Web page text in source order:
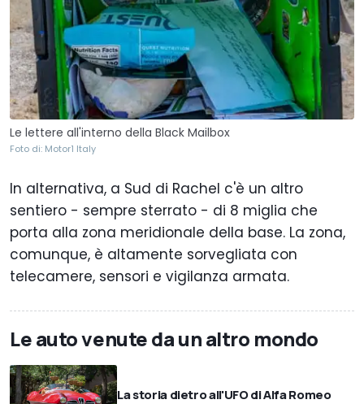
Le lettere all'interno della Black Mailbox
Foto di: Motor1 Italy
In alternativa, a Sud di Rachel c'è un altro
sentiero - sempre sterrato - di 8 miglia che
porta alla zona meridionale della base. La zona,
comunque, è altamente sorvegliata con
telecamere, sensori e vigilanza armata.
Le auto venute da un altro mondo
La storia dietro all'UFO di Alfa Romeo